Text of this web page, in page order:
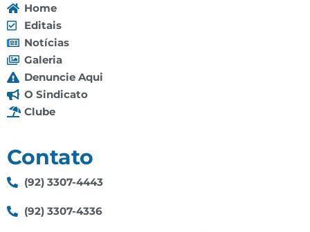
Home
Editais
Notícias
Galeria
Denuncie Aqui
O Sindicato
Clube
Contato
(92) 3307-4443
(92) 3307-4336